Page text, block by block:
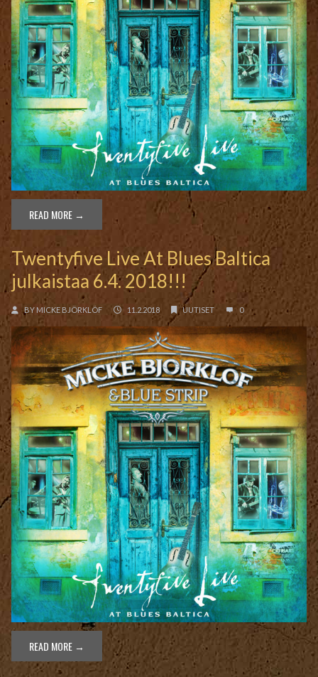
READ MORE →
Twentyfive Live At Blues Baltica
julkaistaa 6.4. 2018!!!
BY MICKE BJÖRKLÖF 11.2.2018 UUTISET 0
READ MORE →